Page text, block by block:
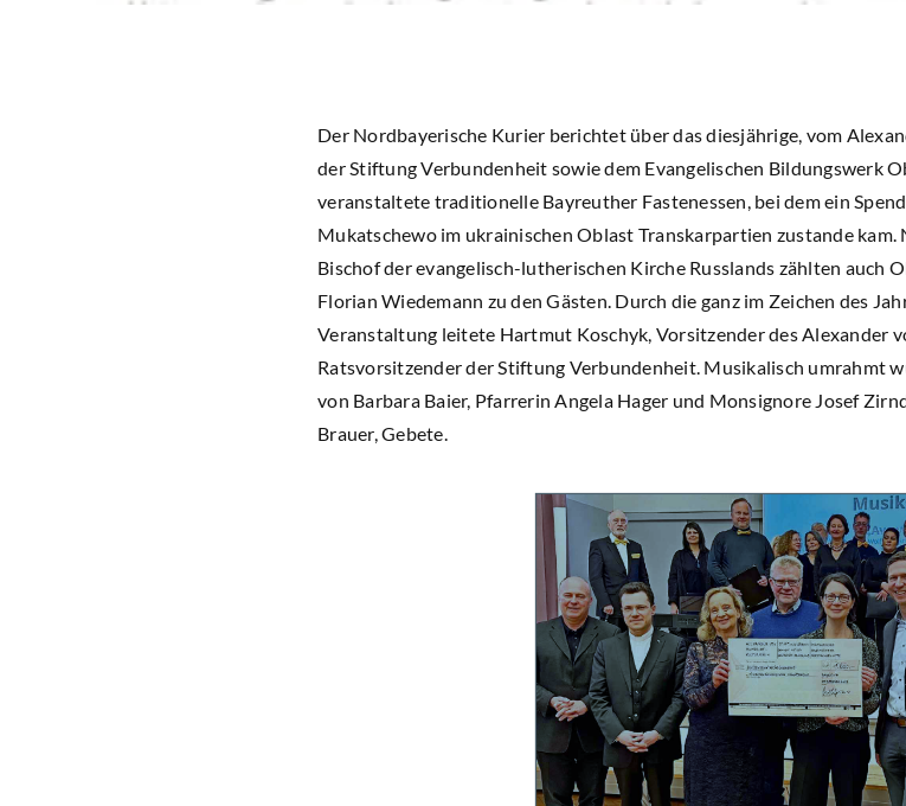
Der Nordbayerische Kurier berichtet über das diesjährige, vom
der Stiftung Verbundenheit sowie dem Evangelischen Bildungswerk
veranstaltete traditionelle Bayreuther Fastenessen, bei dem ein
Mukatschewo im ukrainischen Oblast Transkarpartien zustande
Bischof der evangelisch-lutherischen Kirche Russlands zählten auch
Florian Wiedemann zu den Gästen. Durch die ganz im Zeichen des
Veranstaltung leitete Hartmut Koschyk, Vorsitzender des Alexander
Ratsvorsitzender der Stiftung Verbundenheit. Musikalisch umrahmt
von Barbara Baier, Pfarrerin Angela Hager und Monsignore Josef
Brauer, Gebete.